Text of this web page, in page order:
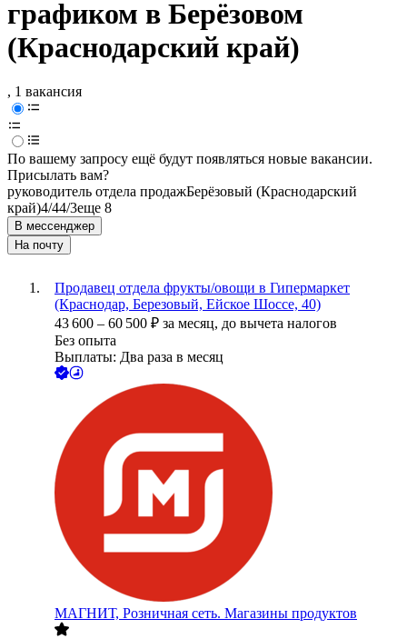
графиком в Берёзовом
(Краснодарский край)
, 1 вакансия
По вашему запросу ещё будут появляться новые вакансии.
Присылать вам?
руководитель отдела продажБерёзовый (Краснодарский
край)4/44/3еще 8
В мессенджер
На почту
Продавец отдела фрукты/овощи в Гипермаркет
(Краснодар, Березовый, Ейское Шоссе, 40)
43 600 – 60 500 ₽ за месяц, до вычета налогов
Без опыта
Выплаты: Два раза в месяц
МАГНИТ, Розничная сеть. Магазины продуктов